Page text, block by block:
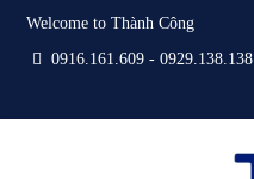
Welcome to Thành Công
0916.161.609 - 0929.138.138